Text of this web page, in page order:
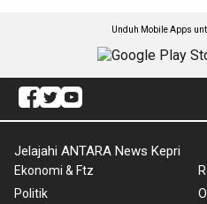
Unduh Mobile Apps
Jelajahi ANTARA News Kepri
Ekonomi & Ftz
Politik